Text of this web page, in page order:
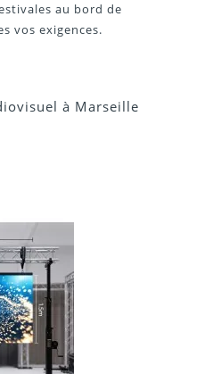
au bord de
vos exigences.
à Marseille